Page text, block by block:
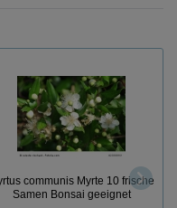
communis Myrte 10 frische
Samen Bonsai geeignet